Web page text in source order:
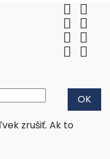
 
 
 
 
zrušiť. Ak to